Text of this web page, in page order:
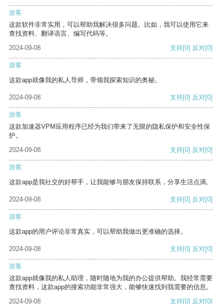
游客
这款软件非常实用，可以帮助我解决很多问题。比如，我可以使用它来
查找资料、翻译语言、编写代码等。
2024-09-08
支持[0] 反对[0]
游客
这款app就像我的私人导师，带领我探索知识的奥秘。
2024-09-08 支持[0] 反对[0]
游客
这款加速器VPM应用程序已经为我们带来了无限的隐私保护和安全性保
护。
2024-09-08
支持[0] 反对[0]
游客
这款app是我社交的好帮手，让我能够与朋友保持联系，分享生活点滴。
2024-09-08 支持[0] 反对[0]
游客
这款app的用户评论非常真实，可以帮助我做出更准确的选择。
2024-09-08 支持[0] 反对[0]
游客
这款app就像我的私人助理，随时随地为我的办公提供帮助。我经常需要
查找资料，这款app的搜索功能非常强大，能够快速找到我需要的信息。
2024-09-08
支持[0] 反对[0]